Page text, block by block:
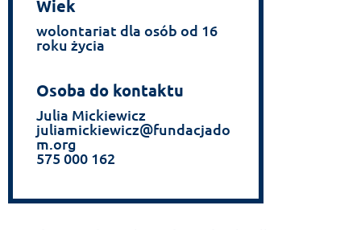
Wiek
wolontariat dla osób od 16
roku życia
Osoba do kontaktu
Julia Mickiewicz
juliamickiewicz@fundacjado
m.org
575 000 162